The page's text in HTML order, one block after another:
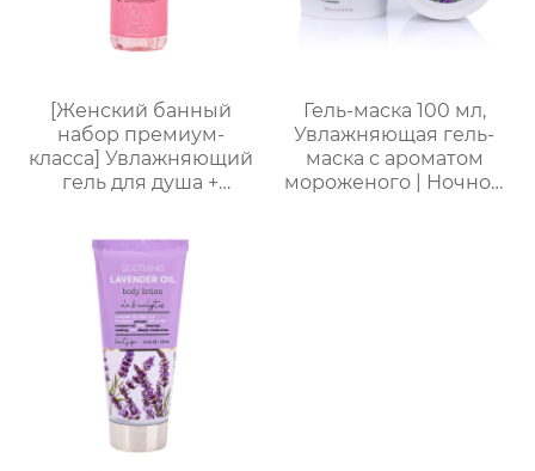
подарок, доступен для
оптовой продажи
[Женский банный
набор премиум-
класса] Увлажняющий
гель для душа +
портативная
подарочная коробка,
праздничный
подарок, возможность
нанесения логотипа
Гель-маска 100 мл,
Увлажняющая гель-
маска с ароматом
мороженого | Ночной